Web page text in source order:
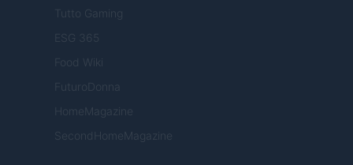
Tutto Gaming
ESG 365
Food Wiki
FuturoDonna
HomeMagazine
SecondHomeMagazine